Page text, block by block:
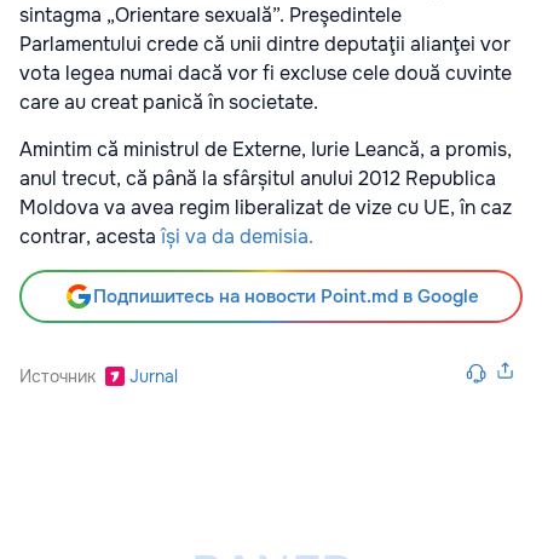
sintagma „Orientare sexuală”. Preşedintele
Parlamentului crede că unii dintre deputaţii alianţei vor
vota legea numai dacă vor fi excluse cele două cuvinte
care au creat panică în societate.
Amintim că ministrul de Externe, Iurie Leancă, a promis,
anul trecut, că până la sfârșitul anului 2012 Republica
Moldova va avea regim liberalizat de vize cu UE, în caz
contrar, acestaîși va da demisia.
Подпишитесь на новости Point.md в Google
Источник Jurnal